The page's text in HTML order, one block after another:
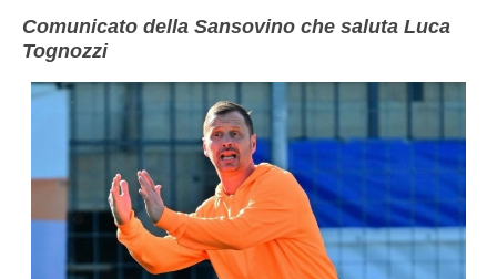
PISTOIA
Carica la tua Rosa
Calcio a 5
Comunicato della Sansovino che saluta Luca
Tognozzi